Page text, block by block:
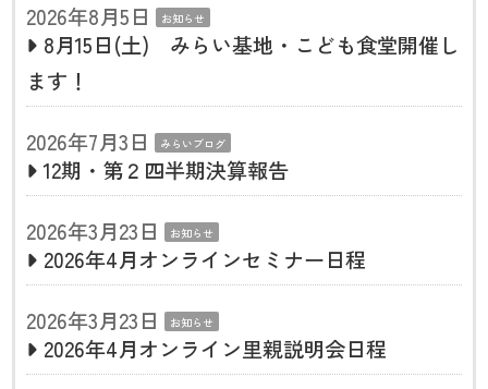
2026年8月5日 お知らせ
8月15日(土) みらい基地・こども食堂開催し
ます！
2026年7月3日
みらいブログ
12期・第２四半期決算報告
2026年3月23日
お知らせ
2026年4月オンラインセミナー日程
2026年3月23日
お知らせ
2026年4月オンライン里親説明会日程